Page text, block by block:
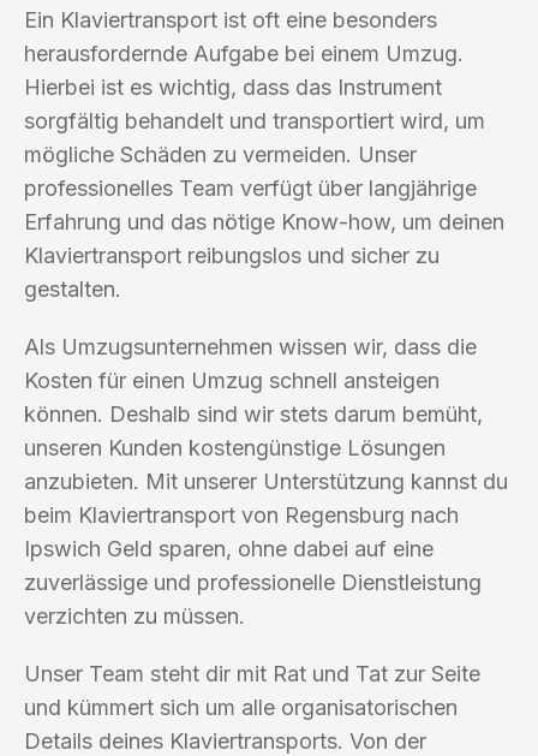
Ein Klaviertransport ist oft eine besonders
herausfordernde Aufgabe bei einem Umzug.
Hierbei ist es wichtig, dass das Instrument
sorgfältig behandelt und transportiert wird, um
mögliche Schäden zu vermeiden. Unser
professionelles Team verfügt über langjährige
Erfahrung und das nötige Know-how, um deinen
Klaviertransport reibungslos und sicher zu
gestalten.
Als Umzugsunternehmen wissen wir, dass die
Kosten für einen Umzug schnell ansteigen
können. Deshalb sind wir stets darum bemüht,
unseren Kunden kostengünstige Lösungen
anzubieten. Mit unserer Unterstützung kannst du
beim Klaviertransport von Regensburg nach
Ipswich Geld sparen, ohne dabei auf eine
zuverlässige und professionelle Dienstleistung
verzichten zu müssen.
Unser Team steht dir mit Rat und Tat zur Seite
und kümmert sich um alle organisatorischen
Details deines Klaviertransports. Von der